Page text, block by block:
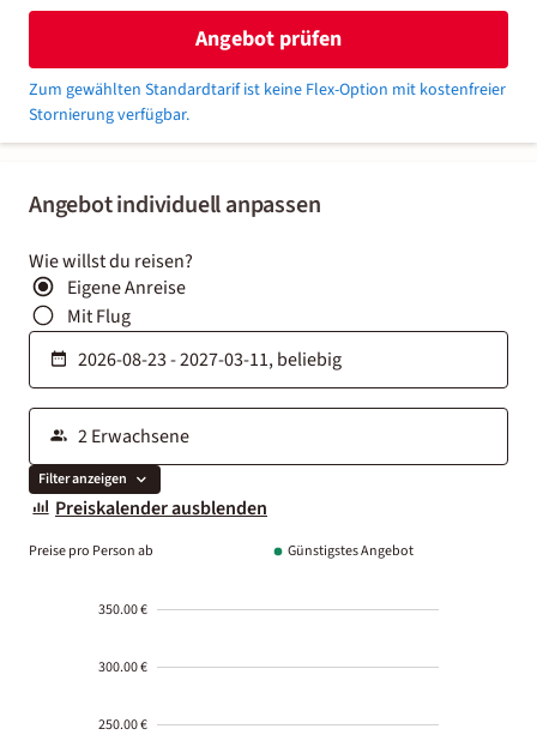
Angebot individuell anpassen
Wie willst du reisen?
Eigene Anreise
Mit Flug
Filter anzeigen
Preiskalender ausblenden
Preise pro Person ab Günstigstes Angebot
350.00 €
300.00 €
250.00 €
Angebot prüfen
Zum gewählten Standardtarif ist keine Flex-Option mit kostenfreier
Stornierung verfügbar.